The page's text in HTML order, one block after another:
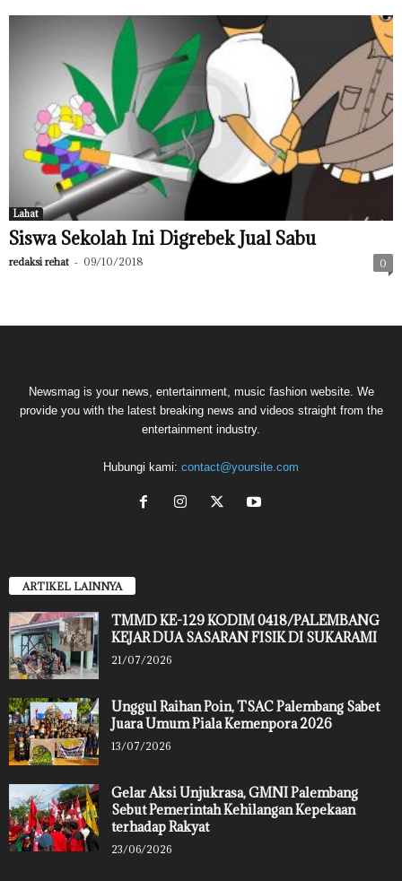
Lahat
Siswa Sekolah Ini Digrebek Jual Sabu
redaksi rehat - 09/10/2018 0
Newsmag is your news, entertainment, music fashion website. We
provide you with the latest breaking news and videos straight from the
entertainment industry.
Hubungi kami: contact@yoursite.com
ARTIKEL LAINNYA
TMMD KE-129 KODIM 0418/PALEMBANG
KEJAR DUA SASARAN FISIK DI SUKARAMI
21/07/2026
Unggul Raihan Poin, TSAC Palembang Sabet
Juara Umum Piala Kemenpora 2026
13/07/2026
Gelar Aksi Unjukrasa, GMNI Palembang
Sebut Pemerintah Kehilangan Kepekaan
terhadap Rakyat
23/06/2026